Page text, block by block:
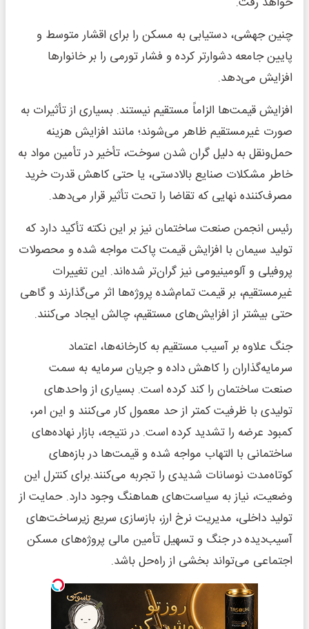
چنین جهشی، دستیابی به مسکن را برای اقشار متوسط و
پایین جامعه دشوارتر کرده و فشار تورمی را بر خانوارها
افزایش می‌دهد.
افزایش قیمت‌ها الزاماً مستقیم نیستند. بسیاری از تأثیرات به
صورت غیرمستقیم ظاهر می‌شوند؛ مانند افزایش هزینه
حمل‌ونقل به دلیل گران شدن سوخت، تأخیر در تأمین مواد به
خاطر مشکلات صنایع بالادستی، یا حتی کاهش قدرت خرید
مصرف‌کننده نهایی که تقاضا را تحت تأثیر قرار می‌دهد.
رئیس انجمن صنعت ساختمان نیز بر این نکته تأکید دارد که
تولید سیمان با افزایش قیمت پاکت مواجه شده و محصولات
پروفیلی و آلومینیومی نیز گران‌تر شده‌اند. این تغییرات
غیرمستقیم، بر قیمت تمام‌شده پروژه‌ها اثر می‌گذارند و گاهی
حتی بیشتر از افزایش‌های مستقیم، چالش ایجاد می‌کنند.
جنگ علاوه بر آسیب مستقیم به کارخانه‌ها، اعتماد
سرمایه‌گذاران را کاهش داده و جریان سرمایه به سمت
صنعت ساختمان را کند کرده است. بسیاری از واحدهای
تولیدی با ظرفیت کمتر از حد معمول کار می‌کنند و این امر،
کمبود عرضه را تشدید کرده است. در نتیجه، بازار نهاده‌های
ساختمانی با التهاب مواجه شده و قیمت‌ها در بازه‌های
کوتاه‌مدت نوسانات شدیدی را تجربه می‌کنند.برای کنترل این
وضعیت، نیاز به سیاست‌های هماهنگ وجود دارد. حمایت از
تولید داخلی، مدیریت نرخ ارز، بازسازی سریع زیرساخت‌های
آسیب‌دیده در جنگ و تسهیل تأمین مالی پروژه‌های مسکن
اجتماعی می‌تواند بخشی از راه‌حل باشد.